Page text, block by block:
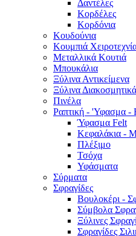
Δαντέλες
Κορδέλες
Κορδόνια
Κουδούνια
Κουμπιά
Μεταλλικά Κουτιά
Μπουκάλια
Ξύλινα Αντικείμενα
Ξύλινα Διακοσμητικά
Πινέλα
Ραπτική - 'Υφασμα -
Ύφασμα Felt
Κεφαλάκια -
Πλέξιμο
Τσόχα
Υφάσματα
Σύρματα
Σφραγίδες
Βουλοκέρι -
Σύμβολα
Ξύλινες
Σφραγίδες